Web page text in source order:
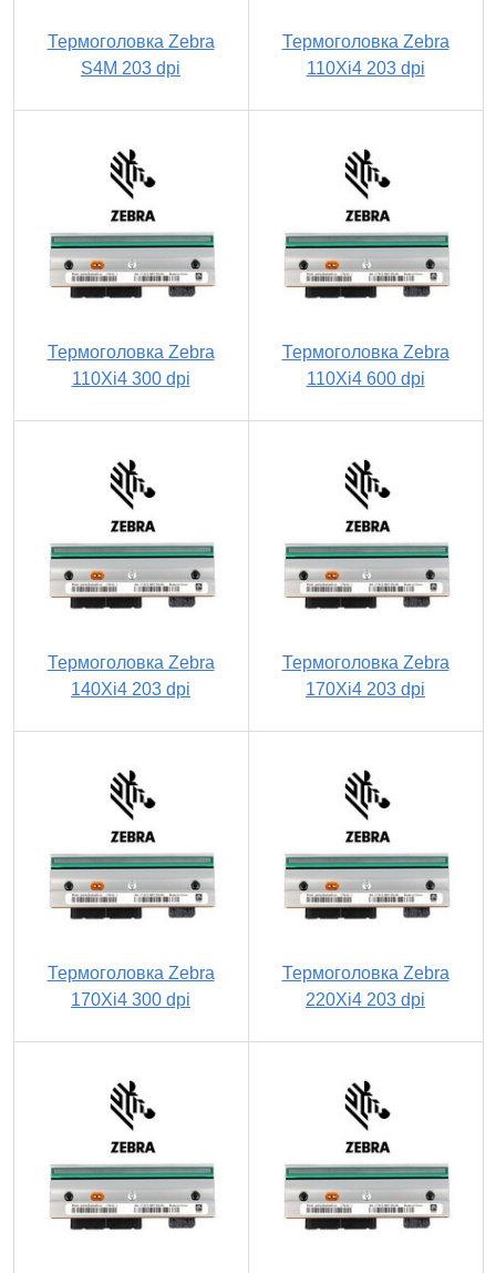
Термоголовка Zebra
S4M 203 dpi
Термоголовка Zebra
110Xi4 203 dpi
Термоголовка Zebra
110Xi4 300 dpi
Термоголовка Zebra
110Xi4 600 dpi
Термоголовка Zebra
140Xi4 203 dpi
Термоголовка Zebra
170Xi4 203 dpi
Термоголовка Zebra
170Xi4 300 dpi
Термоголовка Zebra
220Xi4 203 dpi